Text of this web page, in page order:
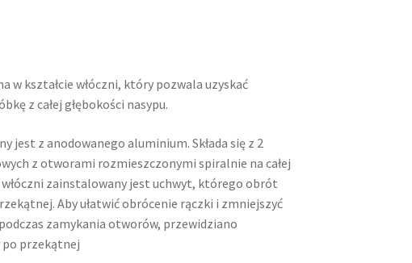
w kształcie włóczni, który pozwala uzyskać
z całej głębokości nasypu.
jest z anodowanego aluminium. Składa się z 2
z otworami rozmieszczonymi spiralnie na całej
włóczni zainstalowany jest uchwyt, którego obrót
Aby ułatwić obrócenie rączki i zmniejszyć
zamykania otworów, przewidziano
przekątnej